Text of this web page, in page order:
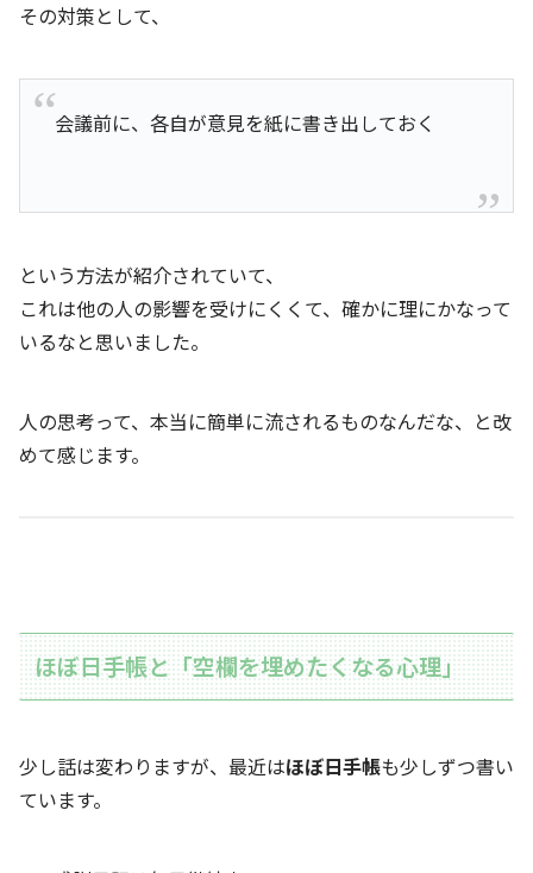
その対策として、
会議前に、各自が意見を紙に書き出しておく
という方法が紹介されていて、
これは他の人の影響を受けにくくて、確かに理にかなって
いるなと思いました。
人の思考って、本当に簡単に流されるものなんだな、と改
めて感じます。
ほぼ日手帳と「空欄を埋めたくなる心理」
少し話は変わりますが、最近はほぼ日手帳も少しずつ書い
ています。